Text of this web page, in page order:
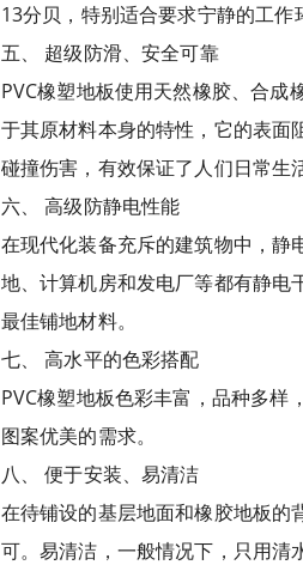
13分贝，特别适合要求宁静的工作
五、 超级防滑、安全可靠
PVC橡塑地板使用天然橡胶、合
于其原材料本身的特性，它的表
碰撞伤害，有效保证了人们日常生
六、 高级防静电性能
在现代化装备充斥的建筑物中，
地、计算机房和发电厂等都有静电
最佳铺地材料。
七、 高水平的色彩搭配
PVC橡塑地板色彩丰富，品种多样
图案优美的需求。
八、 便于安装、易清洁
在待铺设的基层地面和橡胶地板的
可。易清洁，一般情况下，只用清